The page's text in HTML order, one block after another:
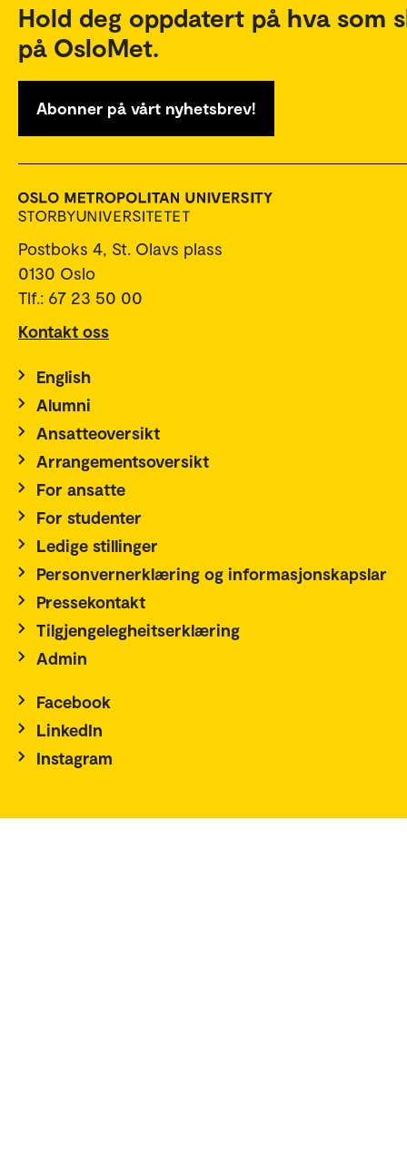
Hold deg oppdatert på hva som
på OsloMet.
Abonner på vårt nyhetsbrev!
Postboks 4, St. Olavs plass
0130 Oslo
Tlf.: 67 23 50 00
Kontakt oss
English
Alumni
Ansatteoversikt
Arrangementsoversikt
For ansatte
For studenter
Ledige stillinger
Personvernerklæring og informasjonskapslar
Pressekontakt
Tilgjengelegheitserklæring
Admin
Facebook
LinkedIn
Instagram